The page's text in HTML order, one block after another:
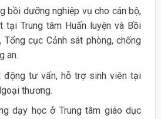
bồi dưỡng nghiệp vụ cho cán bộ,
tại Trung tâm Huấn luyện và Bồi
Tổng cục Cảnh sát phòng, chống
an.
động tư vấn, hỗ trợ sinh viên tại
thương.
dạy học ở Trung tâm giáo dục